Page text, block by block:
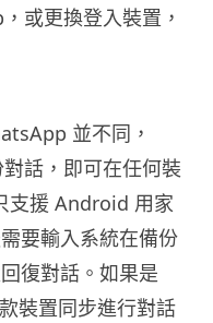
或更換登入裝置，
並不同，
話，即可在任何裝
支援 Android 用家
要輸入系統在備份
復對話。如果是
裝置同步進行對話